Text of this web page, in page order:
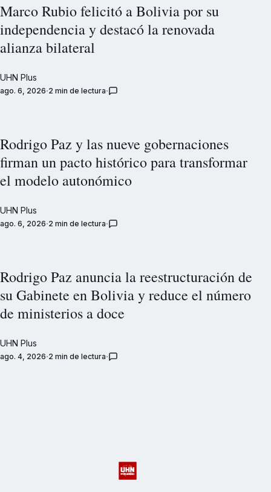
Marco Rubio felicitó a Bolivia por su
independencia y destacó la renovada
alianza bilateral
UHN Plus
ago. 6, 2026 2 min de lectura
Rodrigo Paz y las nueve gobernaciones
firman un pacto histórico para transformar
el modelo autonómico
UHN Plus
ago. 6, 2026 2 min de lectura
Rodrigo Paz anuncia la reestructuración de
su Gabinete en Bolivia y reduce el número
de ministerios a doce
UHN Plus
ago. 4, 2026 2 min de lectura